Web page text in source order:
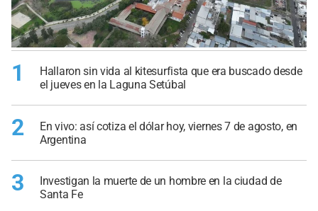
1
Hallaron sin vida al kitesurfista que era buscado desde
el jueves en la Laguna Setúbal
2
En vivo: así cotiza el dólar hoy, viernes 7 de agosto, en
Argentina
3
Investigan la muerte de un hombre en la ciudad de
Santa Fe